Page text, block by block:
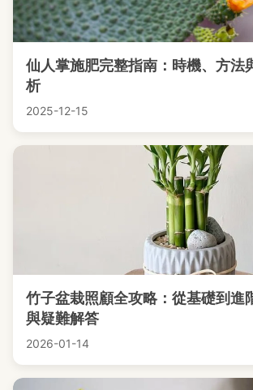
仙人掌施肥完整指南：時機、方法
析
2025-12-15
竹子盆栽照顧全攻略：從基礎到進
與疑難解答
2026-01-14